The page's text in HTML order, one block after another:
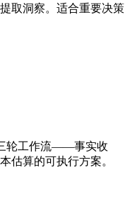
取洞察。适合重要决策
轮工作流——事实收
估算的可执行方案。